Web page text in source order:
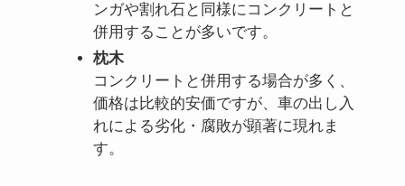
ンガや割れ石と同様にコンクリートと
併用することが多いです。
枕木
コンクリートと併用する場合が多く、
価格は比較的安価ですが、車の出し入
れによる劣化・腐敗が顕著に現れま
す。